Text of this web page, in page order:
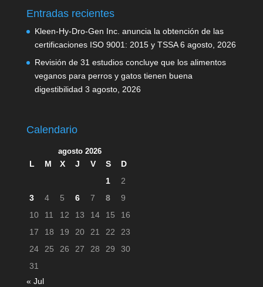
Entradas recientes
Kleen-Hy-Dro-Gen Inc. anuncia la obtención de las
certificaciones ISO 9001: 2015 y TSSA 6 agosto, 2026
Revisión de 31 estudios concluye que los alimentos
veganos para perros y gatos tienen buena
digestibilidad 3 agosto, 2026
Calendario
agosto 2026
L M X J V S
D
1
2
3
4 5 6 7 8
9
10
11 12 13 14 15
16
17
18 19 20 21 22
23
24
25 26 27 28 29
30
31
« Jul